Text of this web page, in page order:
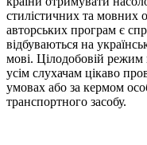
стилістичних та мовних
авторських програм є
відбуваються на
мові. Цілодобовій
усім слухачам цікаво
умовах або за кермом
транспортного засобу.